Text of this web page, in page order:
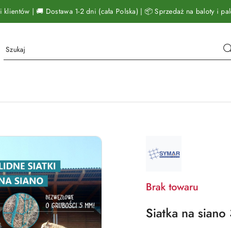
| 🚚 Dostawa 1-2 dni (cała Polska) | 📦 Sprzedaż na baloty i
PRODUCENTA:
SYMAR
Brak towaru
Siatka na